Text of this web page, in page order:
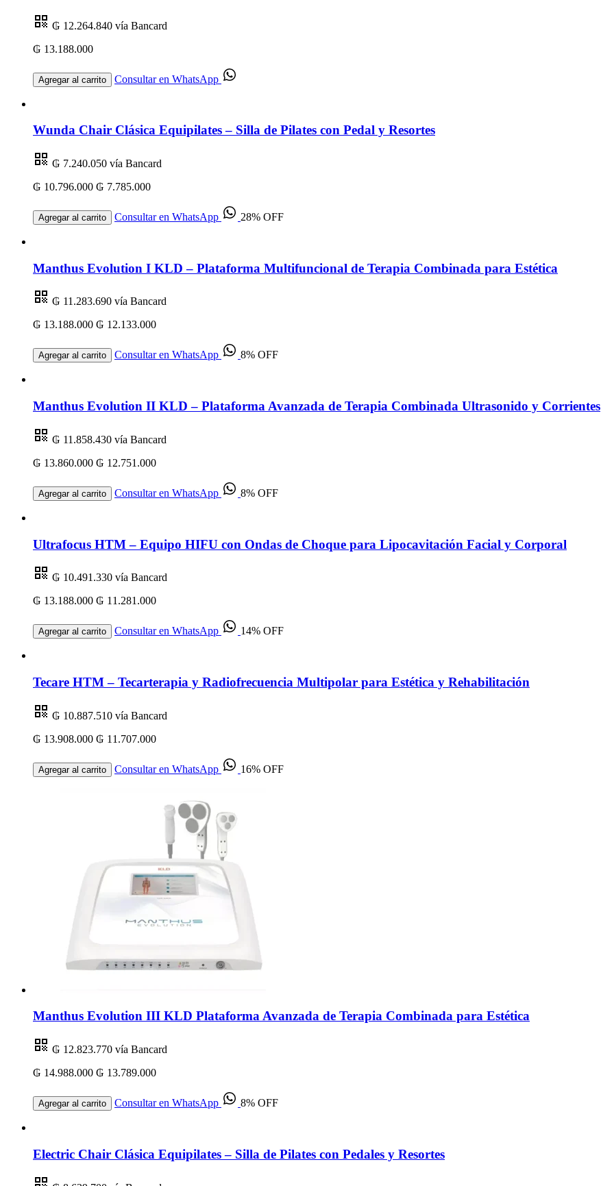
₲ 12.264.840 vía Bancard
₲ 13.188.000
Agregar al carrito Consultar en WhatsApp
Wunda Chair Clásica Equipilates – Silla de Pilates con Pedal y Resortes
₲ 7.240.050 vía Bancard
₲ 10.796.000 ₲ 7.785.000
Agregar al carrito Consultar en WhatsApp 28% OFF
Manthus Evolution I KLD – Plataforma Multifuncional de Terapia Combinada para Estética
₲ 11.283.690 vía Bancard
₲ 13.188.000 ₲ 12.133.000
Agregar al carrito Consultar en WhatsApp 8% OFF
Manthus Evolution II KLD – Plataforma Avanzada de Terapia Combinada Ultrasonido y Corrientes
₲ 11.858.430 vía Bancard
₲ 13.860.000 ₲ 12.751.000
Agregar al carrito Consultar en WhatsApp 8% OFF
Ultrafocus HTM – Equipo HIFU con Ondas de Choque para Lipocavitación Facial y Corporal
₲ 10.491.330 vía Bancard
₲ 13.188.000 ₲ 11.281.000
Agregar al carrito Consultar en WhatsApp 14% OFF
Tecare HTM – Tecarterapia y Radiofrecuencia Multipolar para Estética y Rehabilitación
₲ 10.887.510 vía Bancard
₲ 13.908.000 ₲ 11.707.000
Agregar al carrito Consultar en WhatsApp 16% OFF
Manthus Evolution III KLD Plataforma Avanzada de Terapia Combinada para Estética
₲ 12.823.770 vía Bancard
₲ 14.988.000 ₲ 13.789.000
Agregar al carrito Consultar en WhatsApp 8% OFF
Electric Chair Clásica Equipilates – Silla de Pilates con Pedales y Resortes